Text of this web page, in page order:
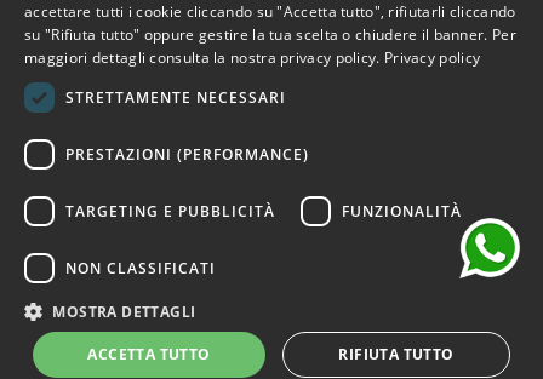
promozioni e molto altro.
©2026 Outlet Bicocca - P.IVA 06736400968 - Piazza della
Trivulziana, 6 - 20126 Milano - Italia
Powered byKForge
FRENCH
GERMAN
accettare tutti i cookie cliccando su "Accetta tutto", rifiutarli cliccando
su "Rifiuta tutto" oppure gestire la tua scelta o chiudere il banner. Per
maggiori dettagli consulta la nostra privacy policy. Privacy policy
STRETTAMENTE NECESSARI
PRESTAZIONI (PERFORMANCE)
TARGETING E PUBBLICITÀ FUNZIONALITÀ
NON CLASSIFICATI
MOSTRA DETTAGLI
ACCETTA TUTTO RIFIUTA TUTTO